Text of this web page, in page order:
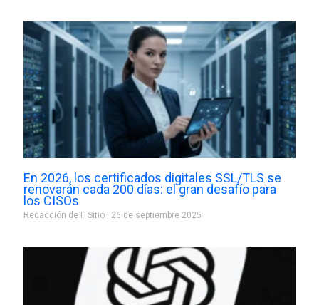
En 2026, los certificados digitales SSL/TLS se
renovarán cada 200 días: el gran desafío para
los CISOs
Redacción de ITSitio 26 de septiembre 2025